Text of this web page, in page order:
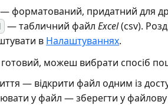
форматований, придатний для
— табличний файл Excel(csv).
в Налаштуваннях.
готовий, можеш вибрати спосіб
— відкрити файл одним із
у файл — зберегти у